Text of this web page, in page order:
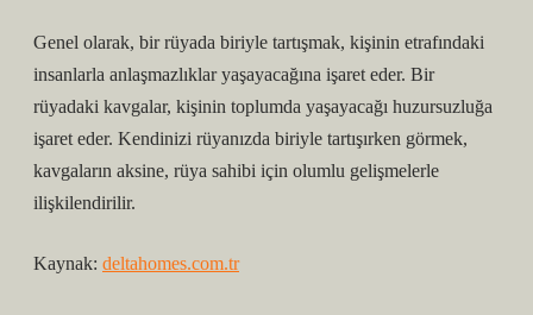
Genel olarak, bir rüyada biriyle tartışmak, kişinin etrafındaki
insanlarla anlaşmazlıklar yaşayacağına işaret eder. Bir
rüyadaki kavgalar, kişinin toplumda yaşayacağı huzursuzluğa
işaret eder. Kendinizi rüyanızda biriyle tartışırken görmek,
kavgaların aksine, rüya sahibi için olumlu gelişmelerle
ilişkilendirilir.
Kaynak: deltahomes.com.tr